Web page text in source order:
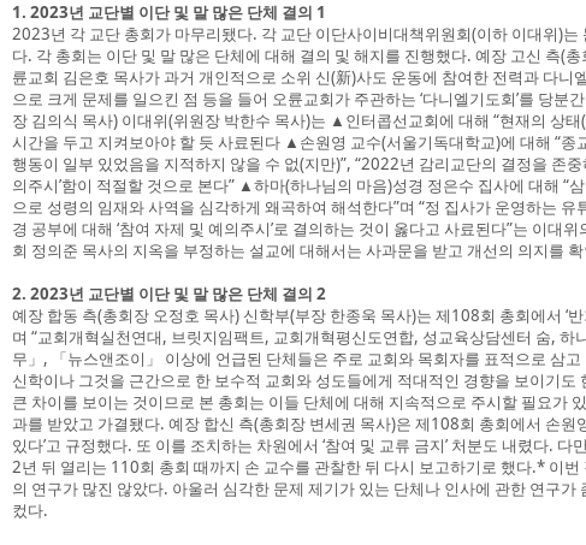
1. 2023년 교단별 이단 및 말 많은 단체 결의 1
2023년 각 교단 총회가 마무리됐다. 각 교단 이단사이비대책위원회(이하 이대위)는
다. 각 총회는 이단 및 말 많은 단체에 대해 결의 및 해지를 진행했다. 예장 고신 측(
륜교회 김은호 목사가 과거 개인적으로 소위 신(新)사도 운동에 참여한 전력과 다니
으로 크게 문제를 일으킨 점 등을 들어 오륜교회가 주관하는 ‘다니엘기도회’를 당분
장 김의식 목사) 이대위(위원장 박한수 목사)는 ▲인터콥선교회에 대해 “현재의 상
시간을 두고 지켜보아야 할 듯 사료된다 ▲손원영 교수(서울기독대학교)에 대해 “종
행동이 일부 있었음을 지적하지 않을 수 없(지만)”, “2022년 감리교단의 결정을 존
의주시’함이 적절할 것으로 본다” ▲하마(하나님의 마음)성경 정은수 집사에 대해 “
으로 성령의 임재와 사역을 심각하게 왜곡하여 해석한다”며 “정 집사가 운영하는 유
경 공부에 대해 ‘참여 자제 및 예의주시’로 결의하는 것이 옳다고 사료된다”는 이대
회 정의준 목사의 지옥을 부정하는 설교에 대해서는 사과문을 받고 개선의 의지를
2. 2023년 교단별 이단 및 말 많은 단체 결의 2
예장 합동 측(총회장 오정호 목사) 신학부(부장 한종욱 목사)는 제108회 총회에서 ‘
며 “교회개혁실천연대, 브릿지임팩트, 교회개혁평신도연합, 성교육상담센터 숨,
무」, 「뉴스앤조이」 이상에 언급된 단체들은 주로 교회와 목회자를 표적으로 삼
신학이나 그것을 근간으로 한 보수적 교회와 성도들에게 적대적인 경향을 보이기도
큰 차이를 보이는 것이므로 본 총회는 이들 단체에 대해 지속적으로 주시할 필요가
과를 받았고 가결됐다. 예장 합신 측(총회장 변세권 목사)은 제108회 총회에서 손원
있다’고 규정했다. 또 이를 조치하는 차원에서 ‘참여 및 교류 금지’ 처분도 내렸다.
2년 뒤 열리는 110회 총회 때까지 손 교수를 관찰한 뒤 다시 보고하기로 했다.* 이
의 연구가 많진 않았다. 아울러 심각한 문제 제기가 있는 단체나 인사에 관한 연구
컸다.